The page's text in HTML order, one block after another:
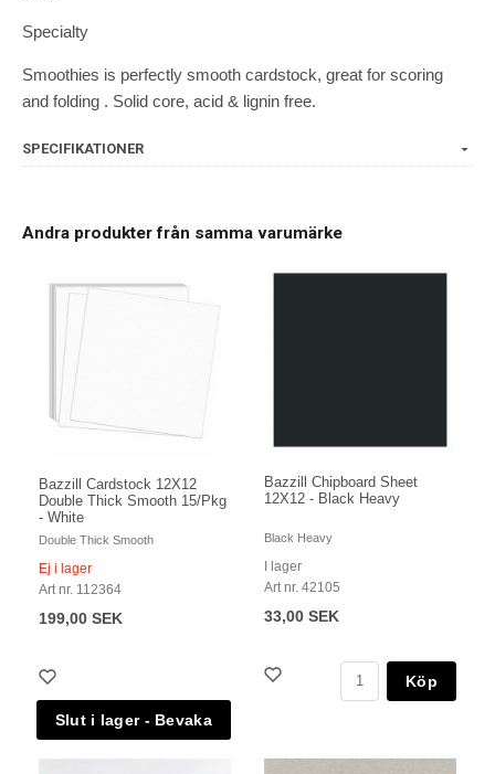
Specialty
Smoothies is perfectly smooth cardstock, great for scoring
and folding . Solid core, acid & lignin free.
SPECIFIKATIONER
Andra produkter från samma varumärke
Bazzill Cardstock 12X12
Double Thick Smooth 15/Pkg
- White
Double Thick Smooth
Ej i lager
Art nr. 112364
199,00 SEK
Bazzill Chipboard Sheet
12X12 - Black Heavy
Black Heavy
I lager
Art nr. 42105
33,00 SEK
Köp